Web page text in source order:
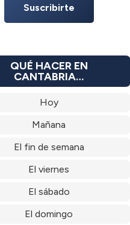
Suscribirte
QUÉ HACER EN
CANTABRIA…
Hoy
Mañana
El fin de semana
El viernes
El sábado
El domingo